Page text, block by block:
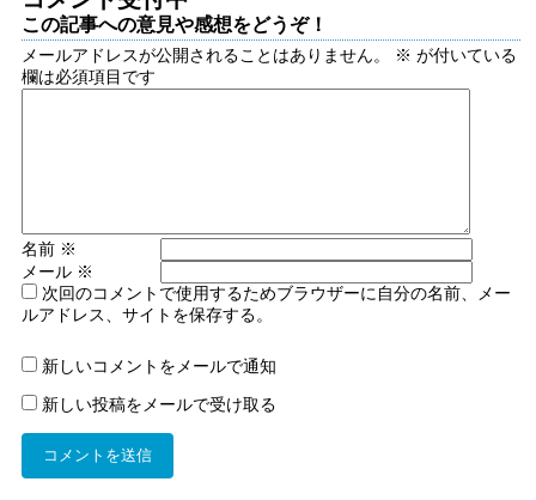
この記事への意見や感想をどうぞ！
メールアドレスが公開されることはありません。 ※ が付いている
欄は必須項目です
名前 ※
メール ※
次回のコメントで使用するためブラウザーに自分の名前、メー
ルアドレス、サイトを保存する。
新しいコメントをメールで通知
新しい投稿をメールで受け取る